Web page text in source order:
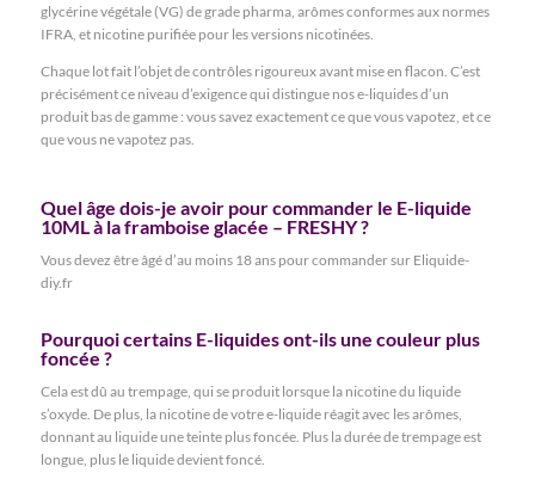
glycérine végétale (VG) de grade pharma, arômes conformes aux normes
IFRA, et nicotine purifiée pour les versions nicotinées.
Chaque lot fait l’objet de contrôles rigoureux avant mise en flacon. C’est
précisément ce niveau d’exigence qui distingue nos e-liquides d’un
produit bas de gamme : vous savez exactement ce que vous vapotez, et ce
que vous ne vapotez pas.
Quel âge dois-je avoir pour commander le E-liquide
10ML à la framboise glacée – FRESHY ?
Vous devez être âgé d’au moins 18 ans pour commander sur Eliquide-
diy.fr
Pourquoi certains E-liquides ont-ils une couleur plus
foncée ?
Cela est dû au trempage, qui se produit lorsque la nicotine du liquide
s’oxyde. De plus, la nicotine de votre e-liquide réagit avec les arômes,
donnant au liquide une teinte plus foncée. Plus la durée de trempage est
longue, plus le liquide devient foncé.